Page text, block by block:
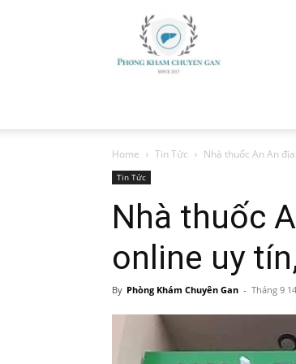
Chuyên
Gan
Home Tin Tức Nhà thuốc An An
Tin Tức
Nhà thuốc
online uy
By Phòng Khám Chuyên Gan - Tháng 9